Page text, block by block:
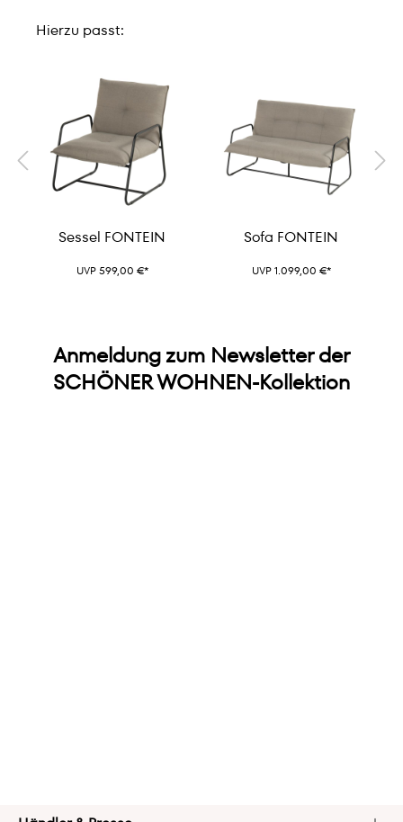
Hierzu passt:
Sessel FONTEIN
UVP 599,00 €*
Sofa FONTEIN
UVP 1.099,00 €*
Anmeldung zum Newsletter der
SCHÖNER WOHNEN-Kollektion